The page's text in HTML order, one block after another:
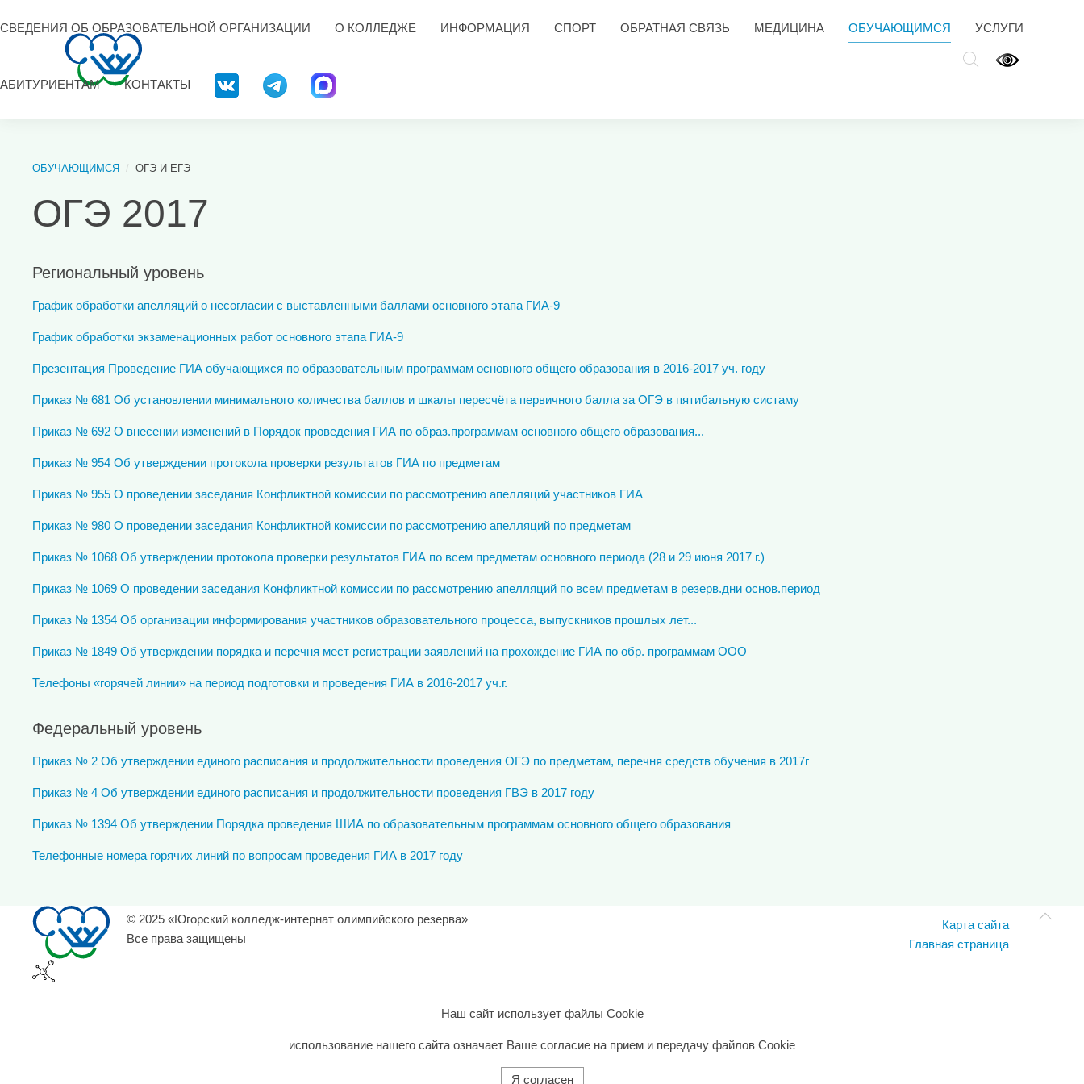
СВЕДЕНИЯ ОБ ОБРАЗОВАТЕЛЬНОЙ ОРГАНИЗАЦИИ О КОЛЛЕДЖЕ ИНФОРМАЦИЯ СПОРТ ОБРАТНАЯ СВЯЗЬ МЕДИЦИНА ОБУЧАЮЩИМСЯ УСЛУГИ
АБИТУРИЕНТАМ КОНТАКТЫ
ОБУЧАЮЩИМСЯ ОГЭ И ЕГЭ
ОГЭ 2017
Региональный уровень
График обработки апелляций о несогласии с выставленными баллами основного этапа ГИА-9
График обработки экзаменационных работ основного этапа ГИА-9
Презентация Проведение ГИА обучающихся по образовательным программам основного общего образования в 2016-2017 уч. году
Приказ № 681 Об установлении минимального количества баллов и шкалы пересчёта первичного балла за ОГЭ в пятибальную систаму
Приказ № 692 О внесении изменений в Порядок проведения ГИА по образ.программам основного общего образования...
Приказ № 954 Об утверждении протокола проверки результатов ГИА по предметам
Приказ № 955 О проведении заседания Конфликтной комиссии по рассмотрению апелляций участников ГИА
Приказ № 980 О проведении заседания Конфликтной комиссии по рассмотрению апелляций по предметам
Приказ № 1068 Об утверждении протокола проверки результатов ГИА по всем предметам основного периода (28 и 29 июня 2017 г.)
Приказ № 1069 О проведении заседания Конфликтной комиссии по рассмотрению апелляций по всем предметам в резерв.дни основ.период
Приказ № 1354 Об организации информирования участников образовательного процесса, выпускников прошлых лет...
Приказ № 1849 Об утверждении порядка и перечня мест регистрации заявлений на прохождение ГИА по обр. программам ООО
Телефоны «горячей линии» на период подготовки и проведения ГИА в 2016-2017 уч.г.
Федеральный уровень
Приказ № 2 Об утверждении единого расписания и продолжительности проведения ОГЭ по предметам, перечня средств обучения в 2017г
Приказ № 4 Об утверждении единого расписания и продолжительности проведения ГВЭ в 2017 году
Приказ № 1394 Об утверждении Порядка проведения ШИА по образовательным программам основного общего образования
Телефонные номера горячих линий по вопросам проведения ГИА в 2017 году
© 2025 «Югорский колледж-интернат олимпийского резерва»
Все права защищены
Карта сайта
Главная страница
Наш сайт использует файлы Cookie
использование нашего сайта означает Ваше согласие на прием и передачу файлов Cookie
Я согласен